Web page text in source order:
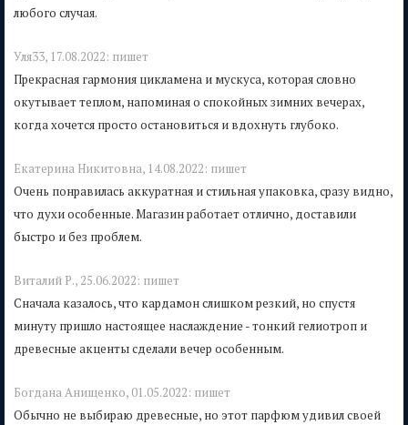
любого случая.
Уля33, 17.08.2022: пишет
Прекрасная гармония цикламена и мускуса, которая словно
окутывает теплом, напоминая о спокойных зимних вечерах,
когда хочется просто остановиться и вдохнуть глубоко.
Екатерина Никитовна, 14.08.2022: пишет
Очень понравилась аккуратная и стильная упаковка, сразу видно,
что духи особенные. Магазин работает отлично, доставили
быстро и без проблем.
Виталий Р., 25.06.2022: пишет
Сначала казалось, что кардамон слишком резкий, но спустя
минуту пришло настоящее наслаждение - тонкий гелиотроп и
древесные акценты сделали вечер особенным.
Богдана Анищенко, 01.05.2022: пишет
Обычно не выбираю древесные, но этот парфюм удивил своей